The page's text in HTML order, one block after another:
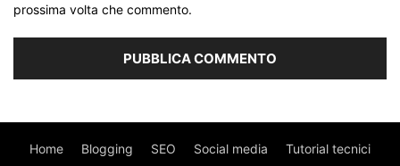
prossima volta che commento.
Home Blogging SEO Social media Tutorial tecnici